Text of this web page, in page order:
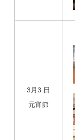
3月3 日
元宵節